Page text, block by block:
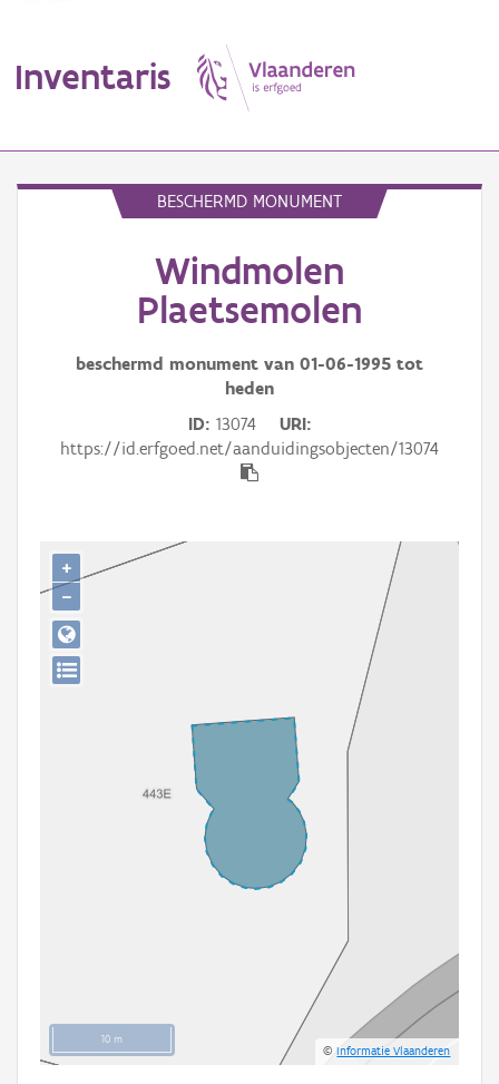
Inventaris
Aanduidingsobject
Waarneming
Gebeurtenis
Downloads
Hergebruik
Aanmelden
BESCHERMD MONUMENT
Windmolen
Plaetsemolen
beschermd monument van 01-06-1995 tot
heden
ID 13074
URI
https://id.erfgoed.net/aanduidingsobjecten/13074
10 m
©Informatie Vlaanderen
+
−